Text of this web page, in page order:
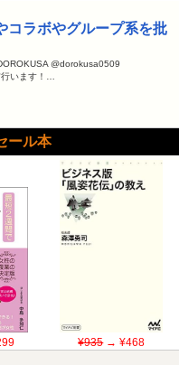
コラボやグループ系を批
@dorokusa0509
います！…
ール本
¥935→ ¥468